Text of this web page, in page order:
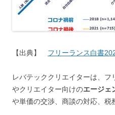
【出典】 フリーランス白書
レバテッククリエイターは、
やクリエイター向けのエージェ
や単価の交渉、商談の対応、税